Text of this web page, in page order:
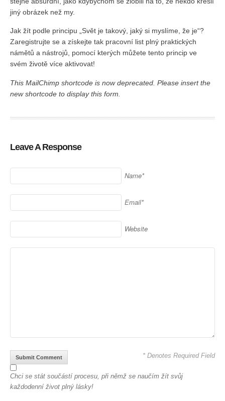
jiný obrázek než my.
Jak žít podle principu „Svět je takový, jaký si myslíme, že je“?
Zaregistrujte se a získejte tak pracovní list plný praktických
námětů a nástrojů, pomocí kterých můžete tento princip ve
svém životě více aktivovat!
This MailChimp shortcode is now deprecated. Please insert the
new shortcode to display this form.
Leave A Response
Name*
Email*
Website
* Denotes Required Field
Chci se stát součástí procesu, při němž se naučím žít svůj
každodenní život plný lásky!